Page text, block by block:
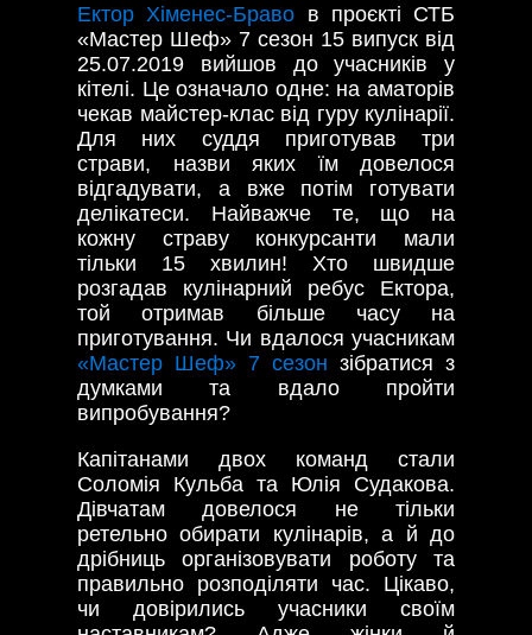
Ектор Хіменес-Браво в проєкті СТБ
«Мастер Шеф» 7 сезон 15 випуск від
25.07.2019 вийшов до учасників у
кітелі. Це означало одне: на аматорів
чекав майстер-клас від гуру кулінарії.
Для них суддя приготував три
страви, назви яких їм довелося
відгадувати, а вже потім готувати
делікатеси. Найважче те, що на
кожну страву конкурсанти мали
тільки 15 хвилин! Хто швидше
розгадав кулінарний ребус Ектора,
той отримав більше часу на
приготування. Чи вдалося учасникам
«Мастер Шеф» 7 сезон зібратися з
думками та вдало пройти
випробування?
Капітанами двох команд стали
Соломія Кульба та Юлія Судакова.
Дівчатам довелося не тільки
ретельно обирати кулінарів, а й до
дрібниць організовувати роботу та
правильно розподіляти час. Цікаво,
чи довірились учасники своїм